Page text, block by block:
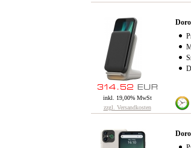
inkl. 19,00% MwSt
zzgl. Versandkosten